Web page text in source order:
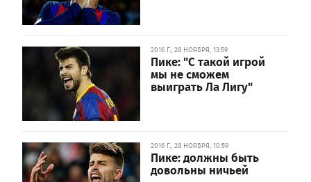
2016 Г., 28 НОЯБРЯ, 13:59
Пике: "С такой игрой
мы не сможем
выиграть Ла Лигу"
2016 Г., 28 НОЯБРЯ, 10:59
Пике: должны быть
довольны ничьей